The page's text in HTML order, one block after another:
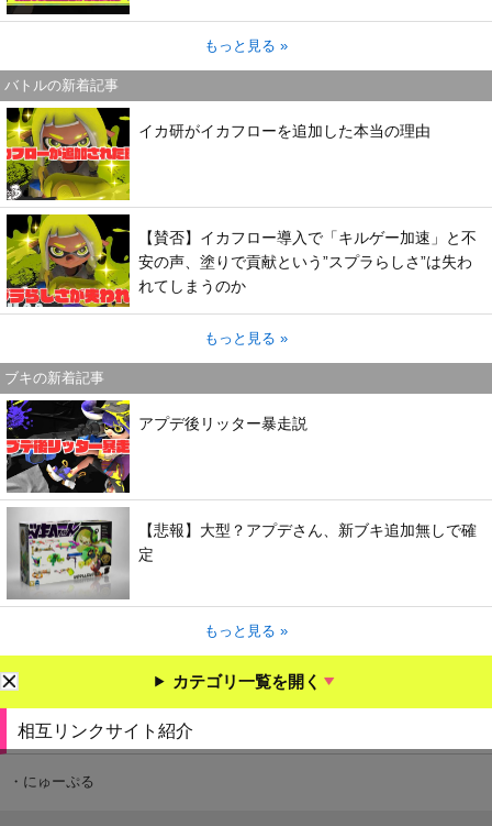
もっと見る »
バトルの新着記事
イカ研がイカフローを追加した本当の理由
【賛否】イカフロー導入で「キルゲー加速」と不
安の声、塗りで貢献という”スプラらしさ”は失わ
れてしまうのか
もっと見る »
ブキの新着記事
アプデ後リッター暴走説
【悲報】大型？アプデさん、新ブキ追加無しで確
定
もっと見る »
カテゴリ一覧を開く
相互リンクサイト紹介
・にゅーぷる